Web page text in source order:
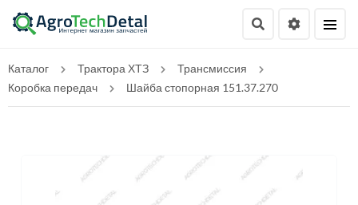
Каталог Трактора ХТЗ
Трансмиссия
Коробка передач
Шайба стопорная 151.37.270